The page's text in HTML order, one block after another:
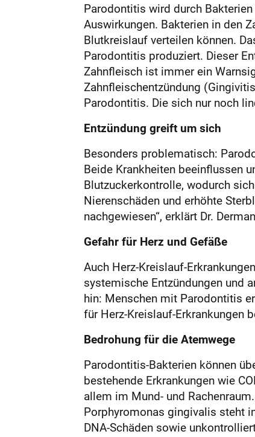
Parodontitis wird durch
Auswirkungen. Bakterien in den
Blutkreislauf verteilen können.
Parodontitis produziert. Dieser
Zahnfleisch ist immer ein
Zahnfleischentzündung
Parodontitis. Die sich nur noch
Entzündung greift um sich
Besonders problematisch:
Beide Krankheiten beeinflussen
Blutzuckerkontrolle, wodurch
Nierenschäden und erhöhte
nachgewiesen“, erklärt Dr.
Gefahr für Herz und Gefäße
Auch Herz-Kreislauf-
systemische Entzündungen und
hin: Menschen mit Parodontitis
für Herz-Kreislauf-Erkrankungen
Bedrohung für die Atemwege
Parodontitis-Bakterien können
bestehende Erkrankungen wie
allem im Mund- und
Porphyromonas gingivalis steht
DNA-Schäden sowie